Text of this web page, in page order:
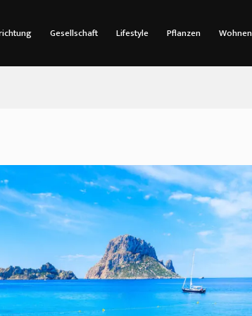
Gesellschaft Lifestyle Pflanzen Wohnen